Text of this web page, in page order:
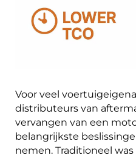
Voor veel
distributeurs van
vervangen van een
belangrijkste
nemen. Traditioneel